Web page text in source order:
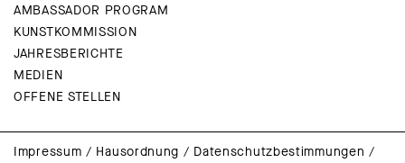
AMBASSADOR PROGRAM
KUNSTKOMMISSION
JAHRESBERICHTE
MEDIEN
OFFENE STELLEN
Impressum / Hausordnung / Datenschutzbestimmungen /